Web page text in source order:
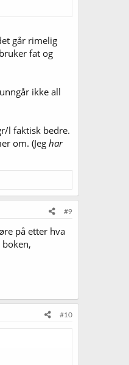
går rimelig
fat og
ikke all
l faktisk bedre.
om. (Jeg har
#9
på etter hva
#10